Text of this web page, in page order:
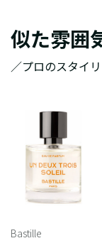
似た雰囲
／プロのスタイ
Bastille